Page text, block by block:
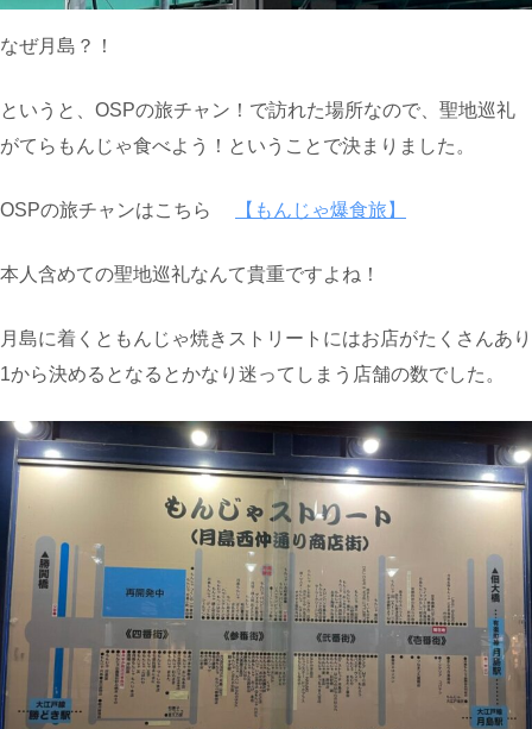
なぜ月島？！
というと、OSPの旅チャン！で訪れた場所なので、聖地巡礼
がてらもんじゃ食べよう！ということで決まりました。
OSPの旅チャンはこちら 【もんじゃ爆食旅】
本人含めての聖地巡礼なんて貴重ですよね！
月島に着くともんじゃ焼きストリートにはお店がたくさんあり
1から決めるとなるとかなり迷ってしまう店舗の数でした。